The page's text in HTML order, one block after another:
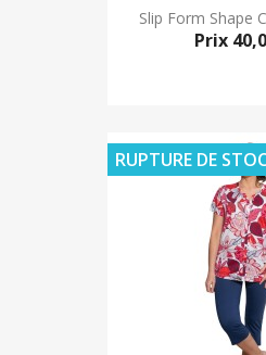
Slip Form Shape
Prix
RUPTURE DE